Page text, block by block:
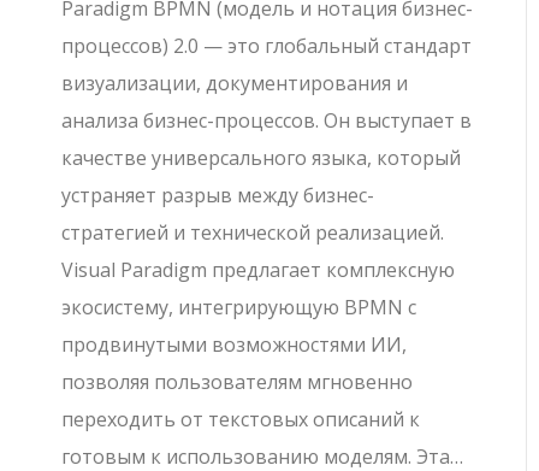
Paradigm BPMN (модель и нотация бизнес-
процессов) 2.0 — это глобальный стандарт
визуализации, документирования и
анализа бизнес-процессов. Он выступает в
качестве универсального языка, который
устраняет разрыв между бизнес-
стратегией и технической реализацией.
Visual Paradigm предлагает комплексную
экосистему, интегрирующую BPMN с
продвинутыми возможностями ИИ,
позволяя пользователям мгновенно
переходить от текстовых описаний к
готовым к использованию моделям. Эта…